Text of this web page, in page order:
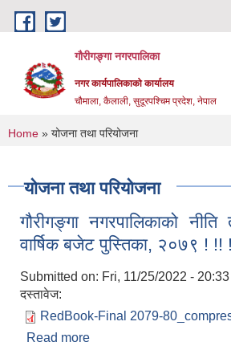
Skip to main content
गौरीगङ्गा नगरपालिका
नगर कार्यपालिकाको कार्यालय
चौमाला, कैलाली, सुदूरपश्चिम प्रदेश, नेपाल
You are here
Home » योजना तथा परियोजना
योजना तथा परियोजना
गौरीगङ्गा नगरपालिकाको
वार्षिक बजेट पुस्तिका, २०७९ ! !!
Submitted on: Fri, 11/25/2022 - 20:33
दस्तावेज:
RedBook-Final 2079-
Read more